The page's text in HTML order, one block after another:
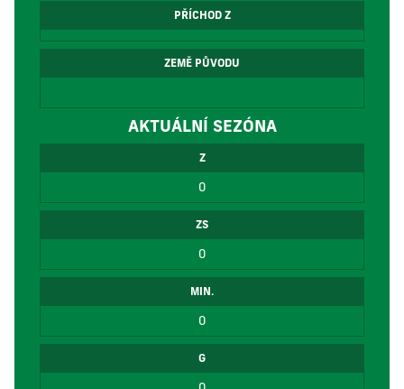
PŘÍCHOD Z
ZEMĚ PŮVODU
AKTUÁLNÍ SEZÓNA
Z
0
ZS
0
MIN.
0
G